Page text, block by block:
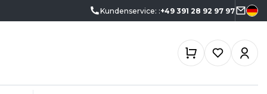
Kundenservice: :+49 391 28 92 97 97